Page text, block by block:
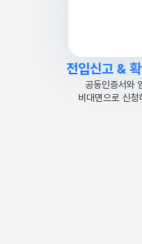
전입신고 &
공동인증서와
비대면으로 신청